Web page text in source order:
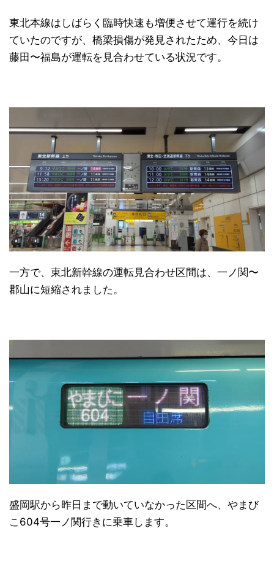
縦断(10)
東北本線はしばらく臨時快速も増便させて運行を続け
ていたのですが、橋梁損傷が発見されたため、今日は
藤田〜福島が運転を見合わせている状況です。
一方で、東北新幹線の運転見合わせ区間は、一ノ関〜
郡山に短縮されました。
盛岡駅から昨日まで動いていなかった区間へ、やまび
こ604号一ノ関行きに乗車します。